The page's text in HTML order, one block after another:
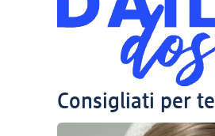
Consigliati per te